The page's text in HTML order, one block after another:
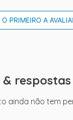
O PRIMEIRO A
respostas
ainda não tem